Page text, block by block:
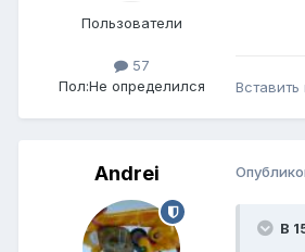
Пользователи
57
Пол:Не определился Вставить
Andrei
В